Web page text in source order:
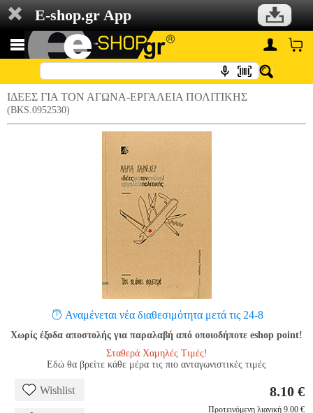
E-shop.gr App
ΙΔΕΕΣ ΓΙΑ ΤΟΝ ΑΓΩΝΑ-ΕΡΓΑΛΕΙΑ ΠΟΛΙΤΙΚΗΣ
(BKS.0952530)
Αναμένεται νέα διαθεσιμότητα μετά τις 24-8
Χωρίς έξοδα αποστολής για παραλαβή από οποιοδήποτε eshop point!
Σταθερά Χαμηλές Τιμές!
Εδώ θα βρείτε κάθε μέρα τις πιο ανταγωνιστικές τιμές
Wishlist 8.10 €
Προτεινόμενη λιανική 9.00 €